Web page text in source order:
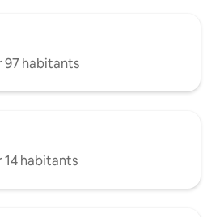
97 habitants
14 habitants